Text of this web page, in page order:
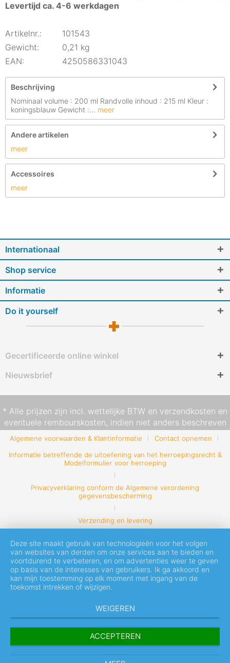
Levertijd ca. 4-6 werkdagen
Artikelnr.:
101543
Gewicht:
0,21 kg
EAN:
4250586331043
Beschrijving
Nominaal volume : 200 ml Randvolle inhoud : 215 ml Kleur :
koningsblauw Gewicht :... meer
Andere artikelen
meer
Accessoires
meer
Internationaal
Shop service
Informatie
Do it yourself
Gecertificeerde online winkel
Nieuwsbrief
* Alle prijzen zijn incl. wettelijke BTW en verzendkosten en
eventuele rembourskosten, indien niet anders beschreven
Algemene voorwaarden & Klantinformatie
Contact opnemen
Informatie betreffende de uitoefening van het herroepingsrecht &
Modelformulier voor herroeping
Privacyverklaring conform de Algemene verordening
gegevensbescherming
Verzending en levering
Deze site maakt gebruik van technologieën voor het volgen
van websites van derden om onze services aan te bieden en
voortdurend te verbeteren, en om advertenties weer te geven
op basis van de interesses van gebruikers. Ik ga akkoord en
kan mijn toestemming op elk moment met ingang van de
toekomst intrekken of wijzigen.
WEIGEREN
ACCEPTEREN